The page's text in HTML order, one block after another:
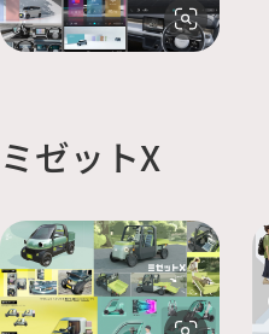
ミゼットX